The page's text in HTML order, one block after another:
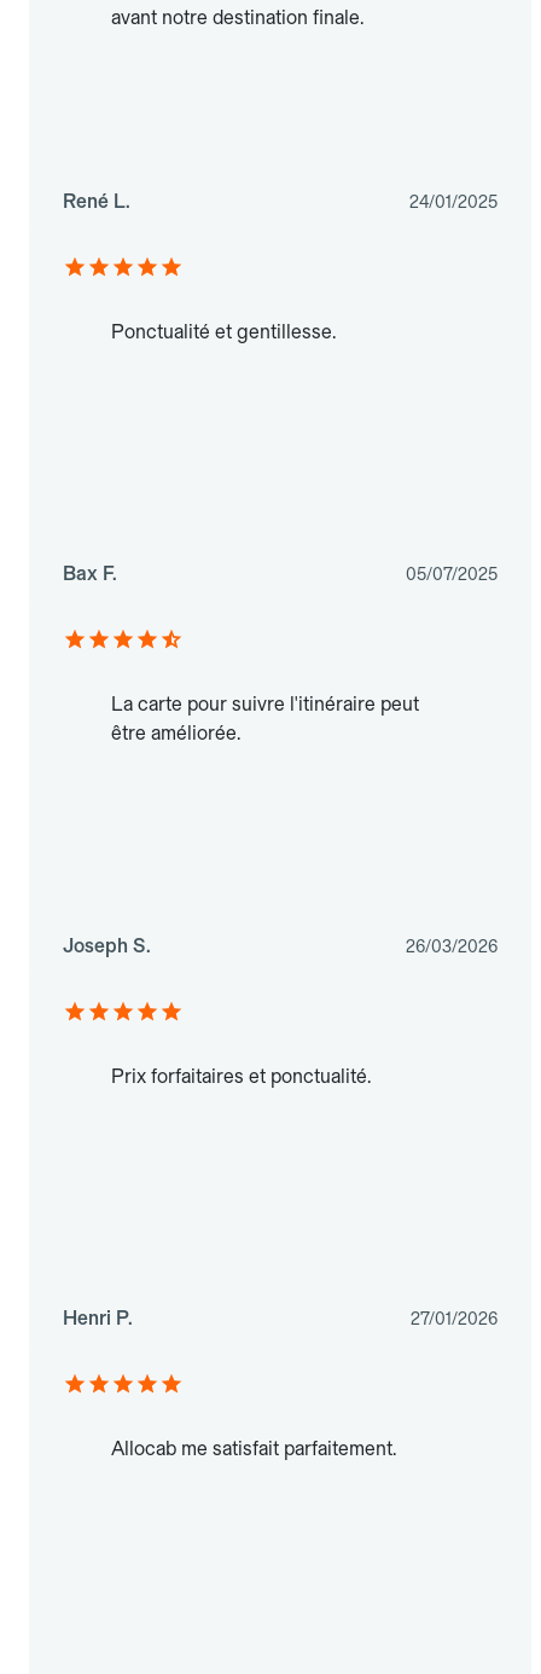
avant notre destination finale.
René L. 24/01/2025
Ponctualité et gentillesse.
Bax F. 05/07/2025
La carte pour suivre l'itinéraire peut
être améliorée.
Joseph S. 26/03/2026
Prix forfaitaires et ponctualité.
Henri P. 27/01/2026
Allocab me satisfait parfaitement.